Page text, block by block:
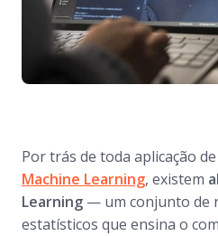
Por trás de toda aplicação de
Machine Learning, existem
Learning — um conjunto de
estatísticos que ensina o